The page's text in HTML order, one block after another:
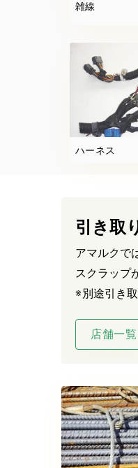
雑線
ハーネス
引き取
アマルクで
スクラップ
※ 別途引き
店舗一覧